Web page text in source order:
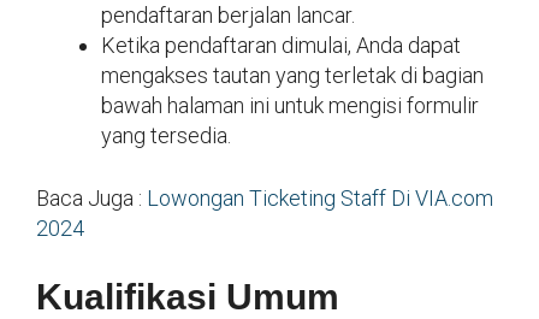
pendaftaran berjalan lancar.
Ketika pendaftaran dimulai, Anda dapat
mengakses tautan yang terletak di bagian
bawah halaman ini untuk mengisi formulir
yang tersedia.
Baca Juga : Lowongan Ticketing Staff Di VIA.com
2024
Kualifikasi Umum